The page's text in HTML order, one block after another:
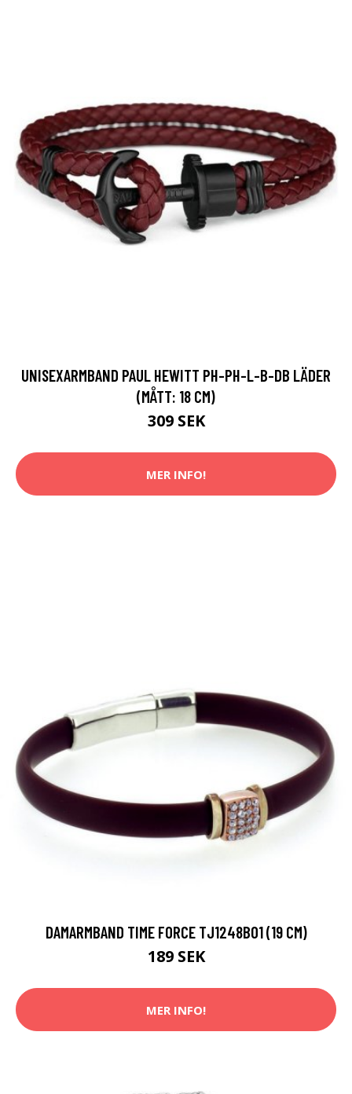
UNISEXARMBAND PAUL HEWITT PH-PH-L-B-DB LÄDER
(MÅTT: 18 CM)
309 SEK
MER INFO!
DAMARMBAND TIME FORCE TJ1248B01 (19 CM)
189 SEK
MER INFO!